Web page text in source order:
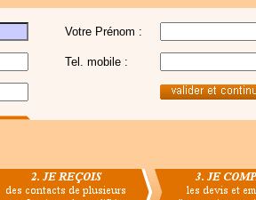
Votre Prénom :
Tel. mobile :